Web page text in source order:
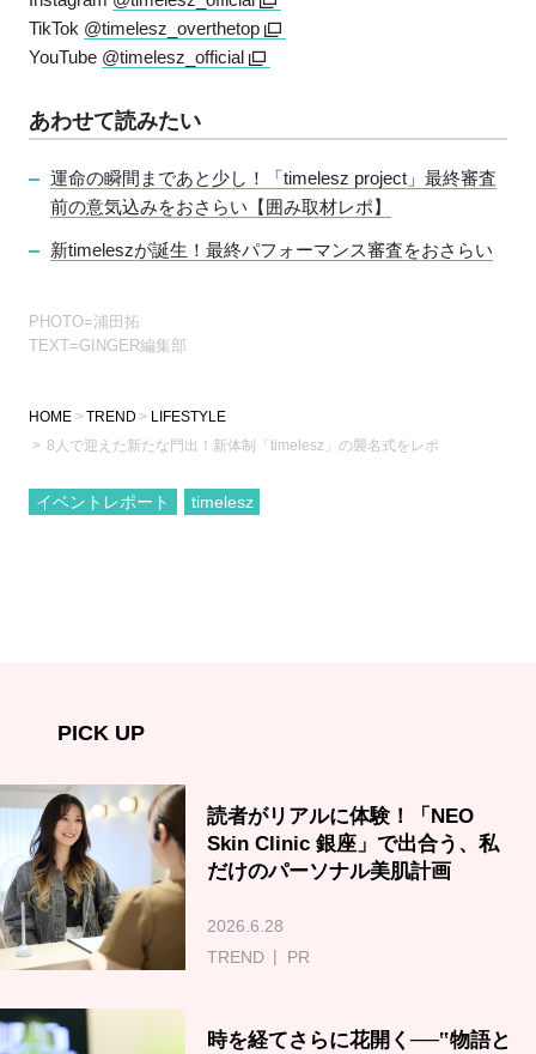
TikTok @timelesz_overthetop
YouTube @timelesz_official
あわせて読みたい
運命の瞬間まであと少し！「timelesz project」最終審査
前の意気込みをおさらい【囲み取材レポ】
新timeleszが誕生！最終パフォーマンス審査をおさらい
PHOTO=浦田拓
TEXT=GINGER編集部
HOME TREND
LIFESTYLE
8人で迎えた新たな門出！新体制「timelesz」の襲名式をレポ
イベントレポート timelesz
PICK UP
読者がリアルに体験！「NEO
Skin Clinic 銀座」で出合う、私
だけのパーソナル美肌計画
2026.6.28
TREND
PR
時を経てさらに花開く──‟物語と